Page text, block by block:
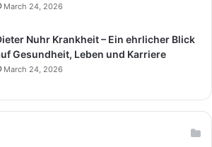
March 24, 2026
Nuhr Krankheit – Ein ehrlicher Blick
Gesundheit, Leben und Karriere
March 24, 2026